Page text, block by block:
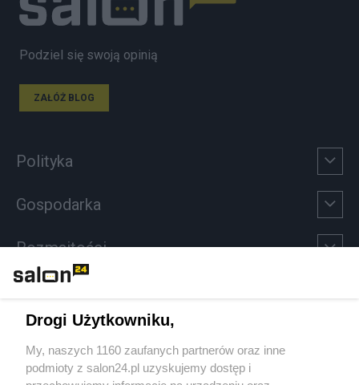
Podziel się swoją opinią
ZAŁÓŻ BLOG
Polityka
Gospodarka
Rozmaitości
Sport
Społeczeństwo
Drogi Użytkowniku,
My, naszych 1160 zaufanych partnerów oraz inne
podmioty z salon24.pl uzyskujemy dostęp i